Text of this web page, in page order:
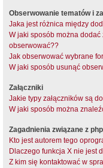
Obserwowanie tematów i
Jaka jest różnica między
W jaki sposób można dodać
obserwować??
Jak obserwować wybrane
W jaki sposób usunąć
Załączniki
Jakie typy załączników są
W jaki sposób można
Zagadnienia związane z
Kto jest autorem tego
Dlaczego funkcja X nie jest
Z kim się kontaktować w